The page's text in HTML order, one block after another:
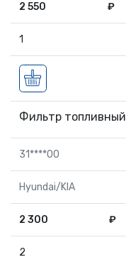
2 550 ₽
1
Фильтр топливный
31****00
Hyundai/KIA
2 300 ₽
2